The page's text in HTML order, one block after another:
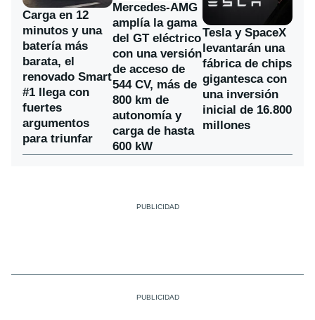
Carga en 12
minutos y una
batería más
barata, el
renovado Smart
#1 llega con
fuertes
argumentos
para triunfar
Mercedes-AMG
amplía la gama
del GT eléctrico
con una versión
de acceso de
544 CV, más de
800 km de
autonomía y
carga de hasta
600 kW
Tesla y SpaceX
levantarán una
fábrica de chips
gigantesca con
una inversión
inicial de 16.800
millones